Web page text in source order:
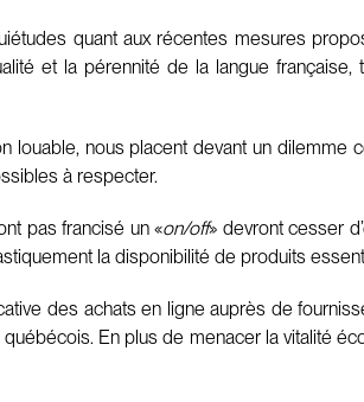
quant aux récentes mesures
et la pérennité de la langue
louable, nous placent devant un
à respecter.
pas francisé un «on/off» devront cesser
la disponibilité de produits
des achats en ligne auprès de
En plus de menacer la vitalité